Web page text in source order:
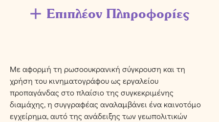
Επιπλέον Πληροφορίες
Με αφορμή τη ρωσοουκρανική σύγκρουση και τη
χρήση του κινηματογράφου ως εργαλείου
προπαγάνδας στο πλαίσιο της συγκεκριμένης
διαμάχης, η συγγραφέας αναλαμβάνει ένα καινοτόμο
εγχείρημα, αυτό της ανάδειξης των γεωπολιτικών